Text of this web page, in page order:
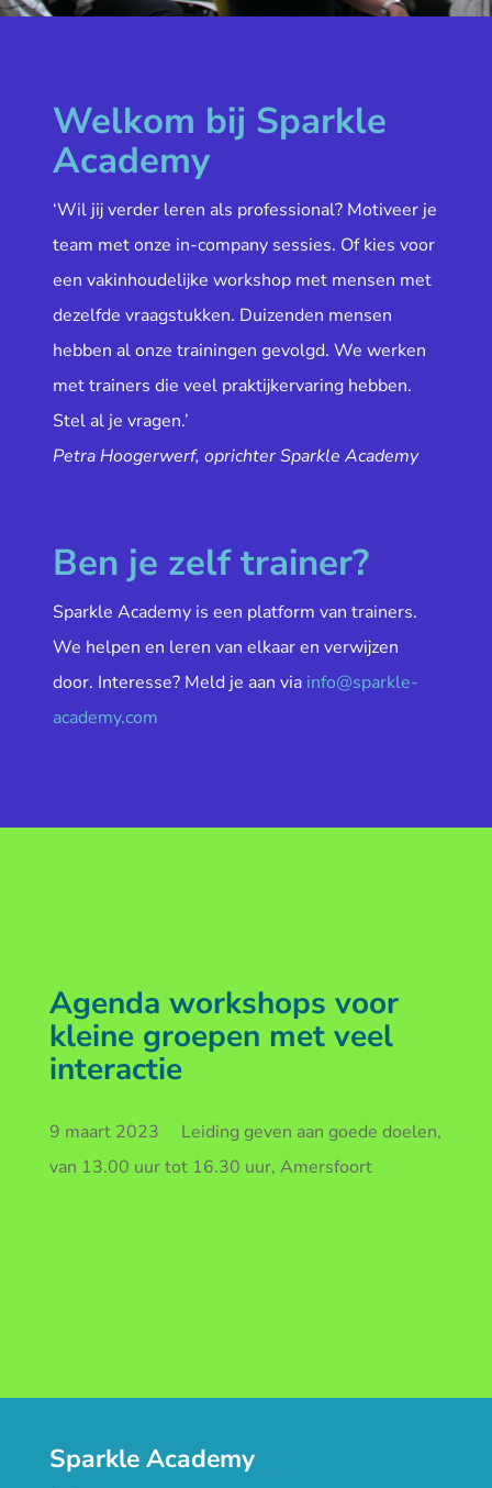
Welkom bij Sparkle
Academy
‘Wil jij verder leren als professional? Motiveer je
team met onze in-company sessies. Of kies voor
een vakinhoudelijke workshop met mensen met
dezelfde vraagstukken. Duizenden mensen
hebben al onze trainingen gevolgd. We werken
met trainers die veel praktijkervaring hebben.
Stel al je vragen.’
Petra Hoogerwerf, oprichter Sparkle Academy
Ben je zelf trainer?
Sparkle Academy is een platform van trainers.
We helpen en leren van elkaar en verwijzen
door. Interesse? Meld je aan via info@sparkle-
academy.com
Agenda workshops voor
kleine groepen met veel
interactie
9 maart 2023 Leiding geven aan goede doelen,
van 13.00 uur tot 16.30 uur, Amersfoort
Sparkle Academy